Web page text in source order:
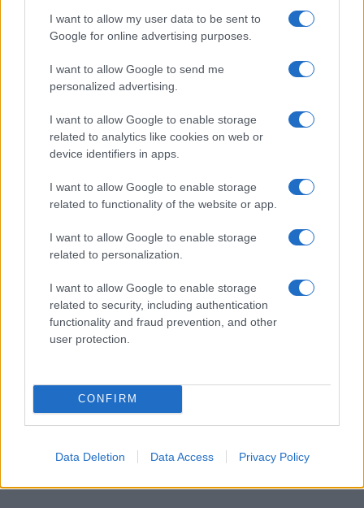
I want to allow my user data to be sent to
Google for online advertising purposes.
I want to allow Google to send me
personalized advertising.
I want to allow Google to enable storage
related to analytics like cookies on web or
device identifiers in apps.
I want to allow Google to enable storage
related to functionality of the website or app.
I want to allow Google to enable storage
related to personalization.
I want to allow Google to enable storage
related to security, including authentication
functionality and fraud prevention, and other
user protection.
CONFIRM
Data Deletion Data Access Privacy Policy
ηλεκτρονική διεύθυνση: https://mydocs.minedu.gov.gr
από 29-08-2018 έως και 07-09-2018.
Ακολουθείστε το iPaideia.gr στο Google News
Ειδήσεις
στο iPaideia.gr